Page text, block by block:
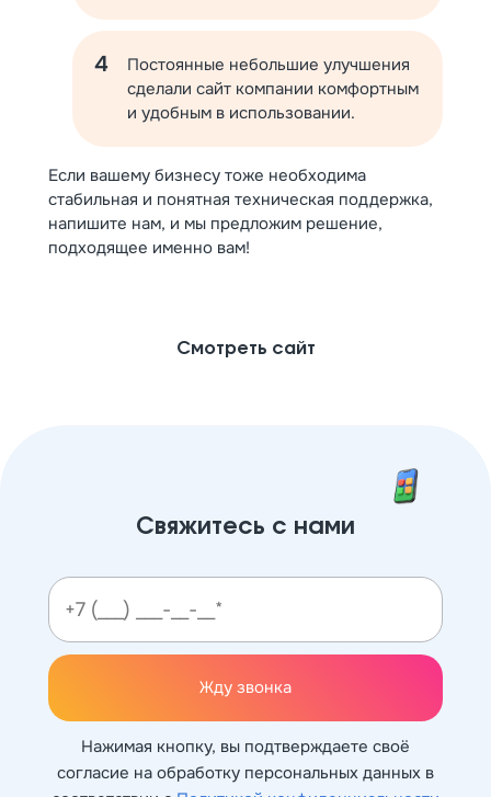
Постоянные небольшие улучшения
сделали сайт компании комфортным
и удобным в использовании.
Если вашему бизнесу тоже необходима
стабильная и понятная техническая поддержка,
напишите нам, и мы предложим решение,
подходящее именно вам!
Смотреть сайт
Свяжитесь с нами
Жду звонка
Нажимая кнопку, вы подтверждаете своё
согласие на обработку персональных данных в